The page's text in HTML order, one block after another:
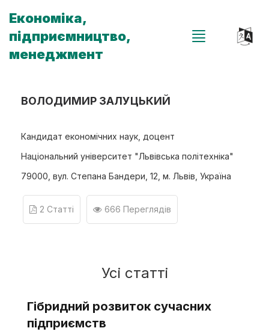
Економіка,
підприємництво,
менеджмент
ВОЛОДИМИР ЗАЛУЦЬКИЙ
Кандидат економічних наук, доцент
Національний університет "Львівська політехніка"
79000, вул. Степана Бандери, 12, м. Львів, Україна
2 Статті 666 Переглядів
Усі статті
Гібридний розвиток сучасних
підприємств